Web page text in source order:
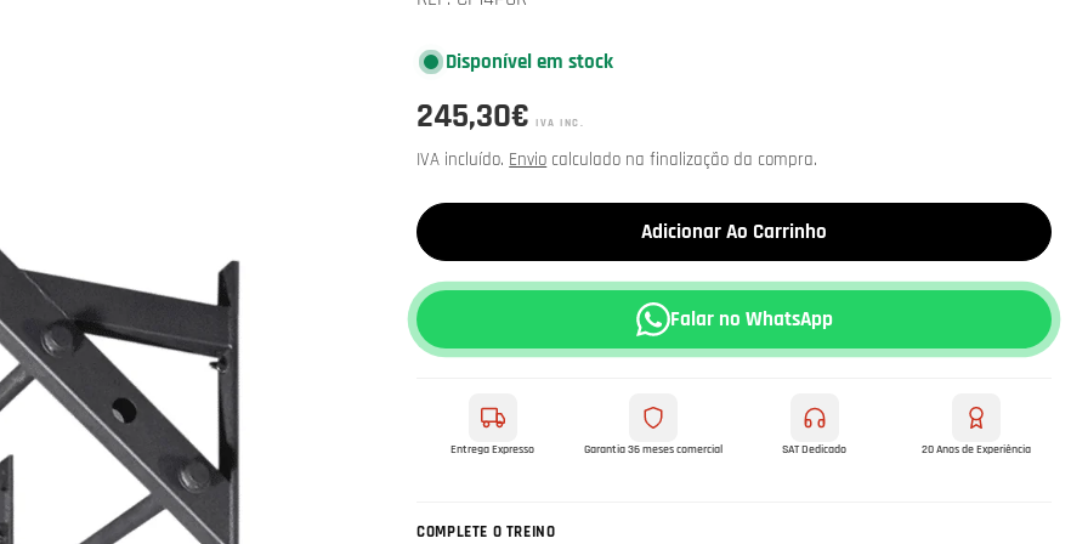
Disponível em stock
Preço
normal
245,30€ IVA INC.
IVA incluído. Envio calculado na finalização da compra.
Adicionar Ao Carrinho
Falar no WhatsApp
Entrega Expresso Garantia 36 meses comercial SAT Dedicado 20 Anos de Experiência
COMPLETE O TREINO